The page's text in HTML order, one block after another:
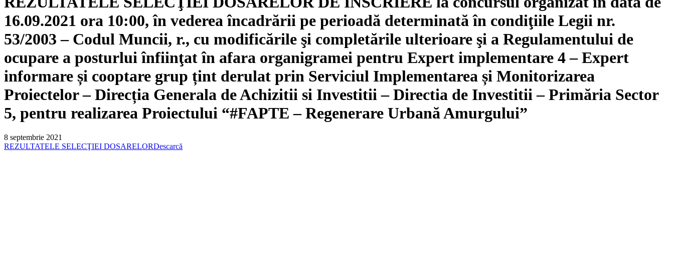
16.09.2021 ora 10:00, în vederea încadrării pe perioadă determinată în condiţiile Legii nr.
53/2003 – Codul Muncii, r., cu modificările şi completările ulterioare şi a Regulamentului de
ocupare a posturlui înfiinţat în afara organigramei pentru Expert implementare 4 – Expert
informare și cooptare grup țint derulat prin Serviciul Implementarea și Monitorizarea
Proiectelor – Direcția Generala de Achizitii si Investitii – Directia de Investitii – Primăria Sector
5, pentru realizarea Proiectului “#FAPTE – Regenerare Urbană Amurgului”
8 septembrie 2021
REZULTATELE SELECŢIEI DOSARELORDescarcă